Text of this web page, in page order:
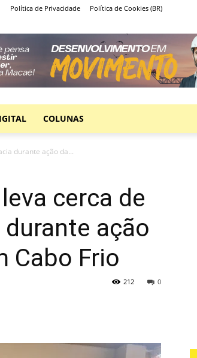
Política de Privacidade Política de Cookies (BR)
COLUNAS
durante ação da...
cerca de
ação
Cabo Frio
0
212